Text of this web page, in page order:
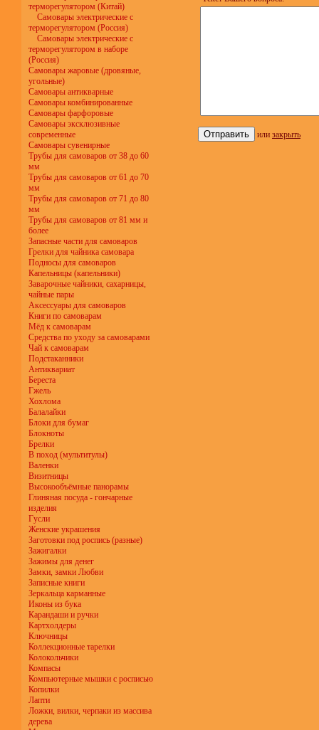
терморегулятором (Китай)
Самовары электрические с
терморегулятором (Россия)
Самовары электрические с
терморегулятором в наборе
(Россия)
Самовары жаровые (дровяные,
угольные)
Самовары антикварные
Самовары комбинированные
Самовары фарфоровые
Самовары эксклюзивные
современные
Самовары сувенирные
Трубы для самоваров от 38 до 60
мм
Трубы для самоваров от 61 до 70
мм
Трубы для самоваров от 71 до 80
мм
Трубы для самоваров от 81 мм и
более
Запасные части для самоваров
Грелки для чайника самовара
Подносы для самоваров
Капельницы (капельники)
Заварочные чайники, сахарницы,
чайные пары
Аксессуары для самоваров
Книги по самоварам
Мёд к самоварам
Средства по уходу за самоварами
Чай к самоварам
Подстаканники
Антиквариат
Береста
Гжель
Хохлома
Балалайки
Блоки для бумаг
Блокноты
Брелки
В поход (мультитулы)
Валенки
Визитницы
Высокообъёмные панорамы
Глиняная посуда - гончарные
изделия
Гусли
Женские украшения
Заготовки под роспись (разные)
Зажигалки
Зажимы для денег
Замки, замки Любви
Записные книги
Зеркальца карманные
Иконы из бука
Карандаши и ручки
Картхолдеры
Ключницы
Коллекционные тарелки
Колокольчики
Компасы
Компьютерные мышки с росписью
Копилки
Лапти
Ложки, вилки, черпаки из массива
дерева
или закрыть